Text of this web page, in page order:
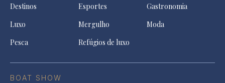
Destinos Esportes
Gastronomia
Luxo
Mergulho
Moda
Pesca
Refúgios de luxo
BOAT SHOW